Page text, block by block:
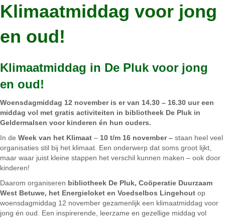
Klimaatmiddag voor jong
en oud!
Klimaatmiddag in De Pluk voor jong
en oud!
Woensdagmiddag 12 november is er van 14.30 – 16.30 uur een
middag vol met gratis activiteiten in bibliotheek De Pluk in
Geldermalsen voor kinderen én hun ouders.
In de Week van het Klimaat – 10 t/m 16 november – staan heel veel
organisaties stil bij het klimaat. Een onderwerp dat soms groot lijkt,
maar waar juist kleine stappen het verschil kunnen maken – ook door
kinderen!
Daarom organiseren bibliotheek De Pluk, Coöperatie Duurzaam
West Betuwe, het Energieloket en Voedselbos Lingehout op
woensdagmiddag 12 november gezamenlijk een klimaatmiddag voor
jong én oud. Een inspirerende, leerzame en gezellige middag vol